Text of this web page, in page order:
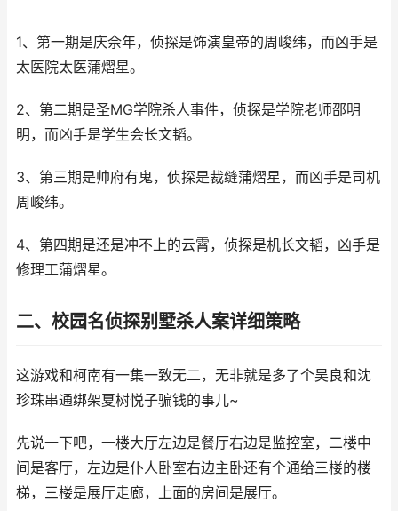
1、第一期是庆佘年，侦探是饰演皇帝的周峻纬，而凶手是
太医院太医蒲熠星。
2、第二期是圣MG学院杀人事件，侦探是学院老师邵明
明，而凶手是学生会长文韬。
3、第三期是帅府有鬼，侦探是裁缝蒲熠星，而凶手是司机
周峻纬。
4、第四期是还是冲不上的云霄，侦探是机长文韬，凶手是
修理工蒲熠星。
二、校园名侦探别墅杀人案详细策略
这游戏和柯南有一集一致无二，无非就是多了个吴良和沈
珍珠串通绑架夏树悦子骗钱的事儿~
先说一下吧，一楼大厅左边是餐厅右边是监控室，二楼中
间是客厅，左边是仆人卧室右边主卧还有个通给三楼的楼
梯，三楼是展厅走廊，上面的房间是展厅。